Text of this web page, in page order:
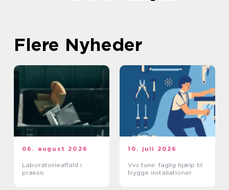
Flere Nyheder
06. august 2026
Laboratorieaffald i
praksis
10. juli 2026
Vvs tune: faglig hjælp til
trygge installationer